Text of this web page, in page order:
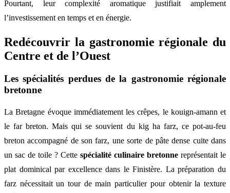
Pourtant, leur complexité aromatique justifiait amplement
l’investissement en temps et en énergie.
Redécouvrir la gastronomie régionale du
Centre et de l’Ouest
Les spécialités perdues de la gastronomie régionale
bretonne
La Bretagne évoque immédiatement les crêpes, le kouign-amann et
le far breton. Mais qui se souvient du kig ha farz, ce pot-au-feu
breton accompagné de son farz, une sorte de pâte dense cuite dans
un sac de toile ? Cette spécialité culinaire bretonne représentait le
plat dominical par excellence dans le Finistère. La préparation du
farz nécessitait un tour de main particulier pour obtenir la texture